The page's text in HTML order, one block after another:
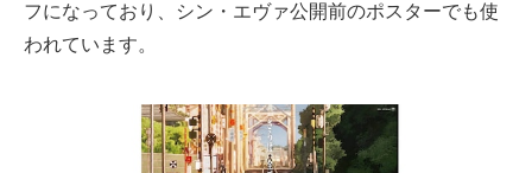
フになっており、シン・エヴァ公開前のポスターでも使
われています。